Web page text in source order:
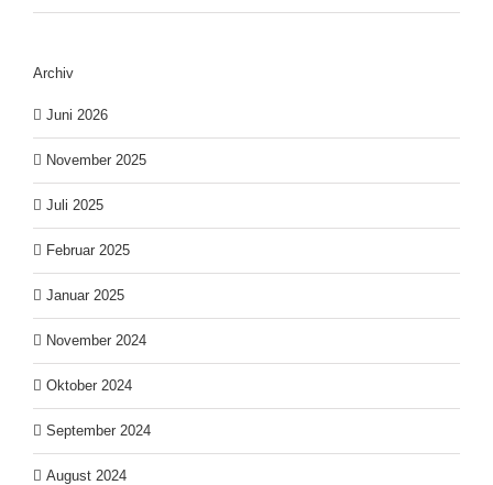
Archiv
Juni 2026
November 2025
Juli 2025
Februar 2025
Januar 2025
November 2024
Oktober 2024
September 2024
August 2024